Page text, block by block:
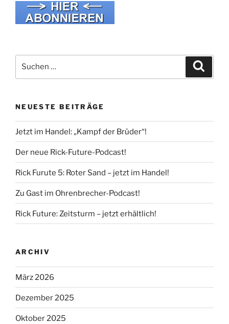
nach:
NEUESTE BEITRÄGE
Jetzt im Handel: „Kampf der Brüder“!
Der neue Rick-Future-Podcast!
Rick Furute 5: Roter Sand – jetzt im Handel!
Zu Gast im Ohrenbrecher-Podcast!
Rick Future: Zeitsturm – jetzt erhältlich!
ARCHIV
März 2026
Dezember 2025
Oktober 2025